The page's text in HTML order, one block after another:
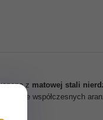
z matowej stali
we współczesnych